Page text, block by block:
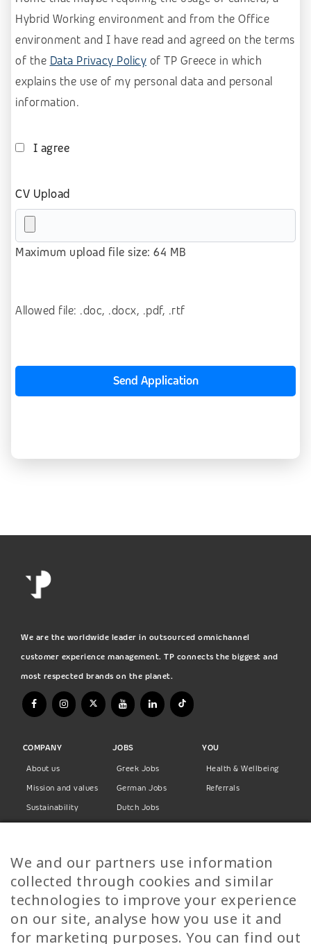
Sales B2B for SaaS (BANT methodology)
Sales B2B (lead generation)
Sales B2C
Software as a Service (SaaS)
Telecom
Transport & logistics
No prior experience
Hybrid Working environment and from the Office
environment and I have read and agreed on the terms
of the Data Privacy Policy of TP Greece in which
explains the use of my personal data and personal
information.
I agree
CV Upload
Maximum upload file size: 64 MB
Allowed file: .doc, .docx, .pdf, .rtf
Send Application
We are the worldwide leader in outsourced omnichannel
customer experience management. TP connects the biggest and
most respected brands on the planet.
COMPANY
About us
Mission and values
Sustainability
Privacy Policy
JOBS
Greek Jobs
German Jobs
Dutch Jobs
Finnish Jobs
Danish Jobs
Italian Jobs
All Jobs
YOU
Health & Wellbeing
Referrals
We and our partners use information
collected through cookies and similar
technologies to improve your experience
on our site, analyse how you use it and
for marketing purposes. You can find out